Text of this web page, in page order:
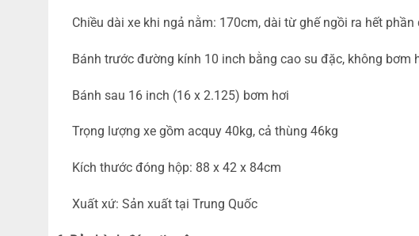
Chiều dài xe khi ngả nằm: 170cm, dài từ ghế ngồi ra hết phần
Bánh trước đường kính 10 inch bằng cao su đặc, không bơm
Bánh sau 16 inch (16 x 2.125) bơm hơi
Trọng lượng xe gồm acquy 40kg, cả thùng 46kg
Kích thước đóng hộp: 88 x 42 x 84cm
Xuất xứ: Sản xuất tại Trung Quốc